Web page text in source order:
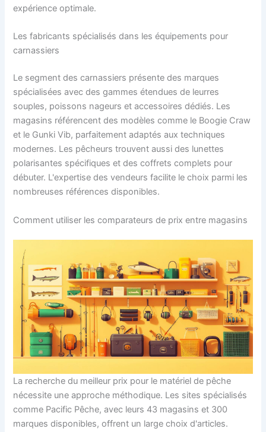
expérience optimale.
Les fabricants spécialisés dans les équipements pour
carnassiers
Le segment des carnassiers présente des marques
spécialisées avec des gammes étendues de leurres
souples, poissons nageurs et accessoires dédiés. Les
magasins référencent des modèles comme le Boogie Craw
et le Gunki Vib, parfaitement adaptés aux techniques
modernes. Les pêcheurs trouvent aussi des lunettes
polarisantes spécifiques et des coffrets complets pour
débuter. L'expertise des vendeurs facilite le choix parmi les
nombreuses références disponibles.
Comment utiliser les comparateurs de prix entre magasins
La recherche du meilleur prix pour le matériel de pêche
nécessite une approche méthodique. Les sites spécialisés
comme Pacific Pêche, avec leurs 43 magasins et 300
marques disponibles, offrent un large choix d'articles.